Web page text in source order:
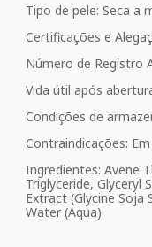
Tipo de pele: Seca a
Certificações e
Número de Registro
Vida útil após
Condições de
Contraindicações:
Ingredientes: Avene
Triglyceride, Glyceryl
Extract (Glycine Soja
Water (Aqua)